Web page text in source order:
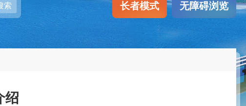
索 长者模式 无障碍浏览
绍